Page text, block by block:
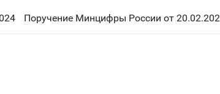
Поручение Минцифры России от